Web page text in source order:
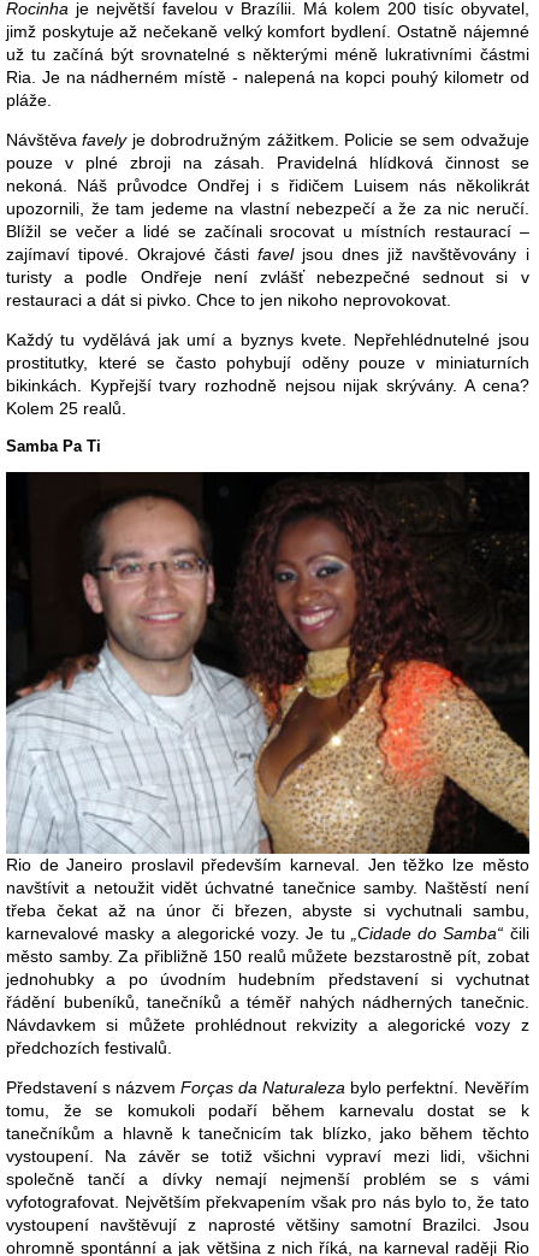
Rocinha je největší favelou v Brazílii. Má kolem 200 tisíc obyvatel,
jimž poskytuje až nečekaně velký komfort bydlení. Ostatně nájemné
už tu začíná být srovnatelné s některými méně lukrativními částmi
Ria. Je na nádherném místě - nalepená na kopci pouhý kilometr od
pláže.
Návštěvafavelyje dobrodružným zážitkem. Policie se sem odvažuje
pouze v plné zbroji na zásah. Pravidelná hlídková činnost se
nekoná. Náš průvodce Ondřej i s řidičem Luisem nás několikrát
upozornili, že tam jedeme na vlastní nebezpečí a že za nic neručí.
Blížil se večer a lidé se začínali srocovat u místních restaurací –
zajímaví tipové. Okrajové částifaveljsou dnes již navštěvovány i
turisty a podle Ondřeje není zvlášť nebezpečné sednout si v
restauraci a dát si pivko. Chce to jen nikoho neprovokovat.
Každý tu vydělává jak umí a byznys kvete. Nepřehlédnutelné jsou
prostitutky, které se často pohybují oděny pouze v miniaturních
bikinkách. Kypřejší tvary rozhodně nejsou nijak skrývány. A cena?
Kolem 25 realů.
Samba Pa Ti
Rio de Janeiro proslavil především karneval. Jen těžko lze město
navštívit a netoužit vidět úchvatné tanečnice samby. Naštěstí není
třeba čekat až na únor či březen, abyste si vychutnali sambu,
karnevalové masky a alegorické vozy. Je tu „Cidade do Samba“ čili
město samby. Za přibližně 150 realů můžete bezstarostně pít, zobat
jednohubky a po úvodním hudebním představení si vychutnat
řádění bubeníků, tanečníků a téměř nahých nádherných tanečnic.
Návdavkem si můžete prohlédnout rekvizity a alegorické vozy z
předchozích festivalů.
Představení s názvemForças da Naturaleza bylo perfektní. Nevěřím
tomu, že se komukoli podaří během karnevalu dostat se k
tanečníkům a hlavně k tanečnicím tak blízko, jako během těchto
vystoupení. Na závěr se totiž všichni vypraví mezi lidi, všichni
společně tančí a dívky nemají nejmenší problém se s vámi
vyfotografovat. Největším překvapením však pro nás bylo to, že tato
vystoupení navštěvují z naprosté většiny samotní Brazilci. Jsou
ohromně spontánní a jak většina z nich říká, na karneval raději Rio